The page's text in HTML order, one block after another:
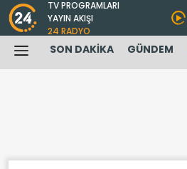
TV PROGRAMLARI
YAYIN AKIŞI
24 RADYO
SON DAKİKA GÜNDEM